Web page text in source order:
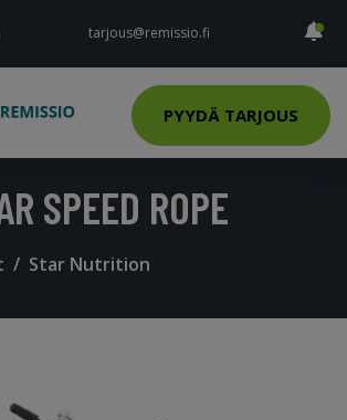
tarjous@remissio.fi
PYYDÄ TARJOUS
SPEED ROPE
Star Nutrition